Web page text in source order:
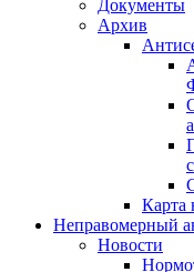
Документы
Архив
Карта
Неправомерный
Новости